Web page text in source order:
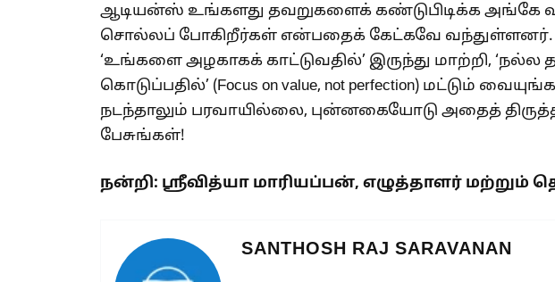
ஆடியன்ஸ் உங்களது தவறுகளைக் கண்டுபிடிக்க
சொல்லப் போகிறீர்கள் என்பதைக் கேட்கவே
‘உங்களை அழகாகக் காட்டுவதில்’ இருந்து மாற்றி,
கொடுப்பதில்’ (Focus on value, not perfection) மட்டும்
நடந்தாலும் பரவாயில்லை, புன்னகையோடு அதைத்
பேசுங்கள்!
நன்றி: ஸ்ரீவித்யா மாரியப்பன், எழுத்தாளர் மற்றும்
SANTHOSH RAJ SARAVANAN